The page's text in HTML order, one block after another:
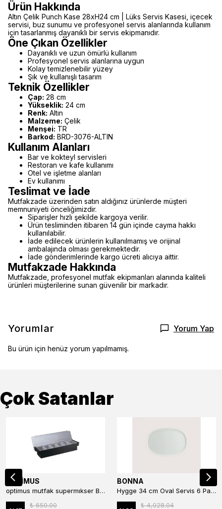
Ürün Hakkında
Altın Çelik Punch Kase 28xH24 cm | Lüks Servis Kasesi, içecek
servisi, buz sunumu ve profesyonel servis alanlarında kullanım
için tasarlanmış dayanıklı bir servis ekipmanıdır.
Öne Çıkan Özellikler
Dayanıklı ve uzun ömürlü kullanım
Profesyonel servis alanlarına uygun
Kolay temizlenebilir yüzey
Şık ve kullanışlı tasarım
Teknik Özellikler
Çap: 28 cm
Yükseklik: 24 cm
Renk: Altın
Malzeme: Çelik
Menşei: TR
Barkod: BRD-3076-ALTIN
Kullanım Alanları
Bar ve kokteyl servisleri
Restoran ve kafe kullanımı
Otel ve işletme alanları
Ev kullanımı
Teslimat ve İade
Mutfakzade üzerinden satın aldığınız ürünlerde müşteri
memnuniyeti önceliğimizdir.
Siparişler hızlı şekilde kargoya verilir.
Ürün tesliminden itibaren 14 gün içinde cayma hakkı
kullanılabilir.
İade edilecek ürünlerin kullanılmamış ve orijinal
ambalajında olması gerekmektedir.
İade gönderimlerinde kargo ücreti alıcıya aittir.
Mutfakzade Hakkında
Mutfakzade, profesyonel mutfak ekipmanları alanında kaliteli
ürünleri müşterilerine sunan güvenilir bir markadır.
Yorumlar Yorum Yap
Bu ürün için henüz yorum yapılmamış.
Çok Satanlar
OPTİMUS
optimus mutfak supermıkser Bar Konteyner 6'lı 50×16×9 cm Kapaklı Polikarbon Organizer Bar & Kafe
₺ 650.00
BONNA
Hygge 34 cm Oval Servis 6 Parça
₺ 4,028.04